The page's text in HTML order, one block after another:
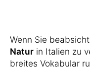
Wenn Sie
Natur in Italien zu
breites Vokabular